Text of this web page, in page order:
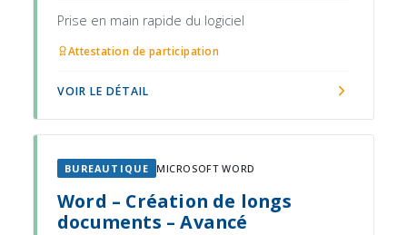
Prise en main rapide du logiciel
Attestation de participation
VOIR LE DÉTAIL
BUREAUTIQUE MICROSOFT WORD
Word – Création de longs
documents – Avancé